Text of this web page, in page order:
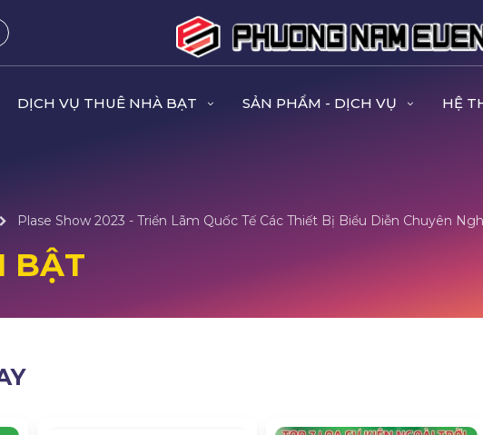
DỊCH VỤ THUÊ NHÀ BẠT SẢN PHẨM - DỊCH VỤ HỆ
Plase Show 2023 - Triển Lãm Quốc Tế Các Thiết Bị Biểu Diễn Chuyên
BẬT